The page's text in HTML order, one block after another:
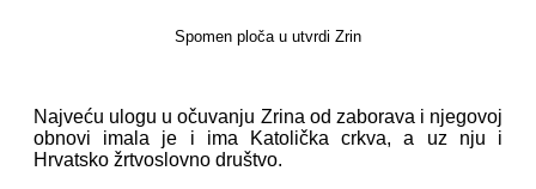
Spomen ploča u utvrdi Zrin
Najveću ulogu u očuvanju Zrina od zaborava i njegovoj
obnovi imala je i ima Katolička crkva, a uz nju i
Hrvatsko žrtvoslovno društvo.